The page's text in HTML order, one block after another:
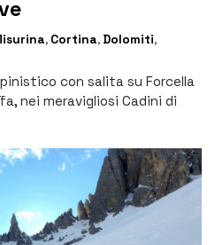
, Cortina, Dolomiti,
con salita su Forcella
nei meravigliosi Cadini di